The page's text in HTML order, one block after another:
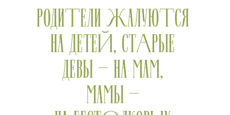
РОДИТЕЛИ ЖАЛУЮТСЯ
НА ДЕТЕЙ, СТАРЫЕ
ДЕВЫ — НА МАМ,
МАМЫ —